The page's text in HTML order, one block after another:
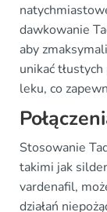
dawkowanie
aby
unikać
leku, co
Stosowanie
takimi jak
vardenafil,
działań